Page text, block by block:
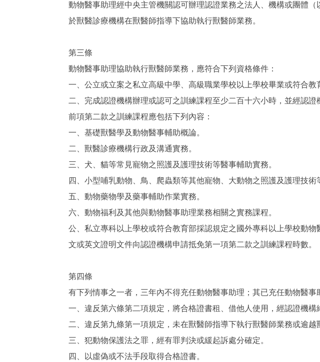
動物醫事助理經中央主管機關認可辦理認證業務之法人、機構或團體
於獸醫診療機構在獸醫師指導下協助執行獸醫師業務。
第三條
動物醫事助理協助執行獸醫師業務，應符合下列資格條件：
一、公立或立案之私立高級中學、高級職業學校以上學校畢業或符合
二、完成認證機構辦理或認可之訓練課程至少二百十六小時，並經認證
前項第二款之訓練課程應包括下列內容：
一、基礎獸醫學及動物醫事輔助概論。
二、獸醫診療機構行政及溝通實務。
三、犬、貓等常見寵物之照護及護理技術等醫事輔助實務。
四、小型哺乳動物、鳥、爬蟲類等其他寵物、大動物之照護及護理技術
五、動物藥物學及藥事輔助作業實務。
六、動物福利及其他與動物醫事助理業務相關之實務課程。
公、私立專科以上學校或符合教育部採認規定之國外專科以上學校動
文或英文證明文件向認證機構申請抵免第一項第二款之訓練課程時數。
第四條
有下列情事之一者，三年內不得充任動物醫事助理；其已充任動物醫
一、違反第六條第二項規定，將合格證書租、借他人使用，經認證機構
二、違反第九條第一項規定，未在獸醫師指導下執行獸醫師業務或逾越
三、犯動物保護法之罪，經有罪判決或緩起訴處分確定。
四、以虛偽或不法手段取得合格證書。